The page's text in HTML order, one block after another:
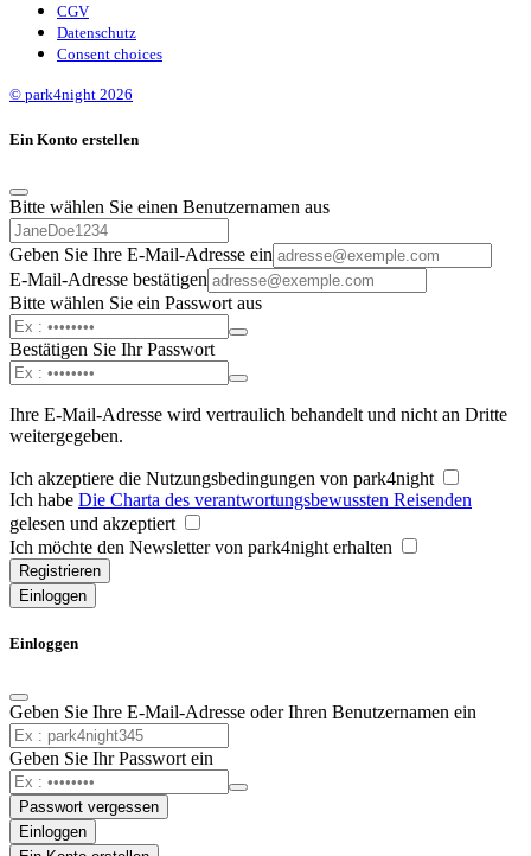
CGV
Datenschutz
Consent choices
© park4night 2026
Ein Konto erstellen
Bitte wählen Sie einen Benutzernamen aus
Geben Sie Ihre E-Mail-Adresse ein
E-Mail-Adresse bestätigen
Bitte wählen Sie ein Passwort aus
Bestätigen Sie Ihr Passwort
Ihre E-Mail-Adresse wird vertraulich behandelt und nicht an Dritte
weitergegeben.
Ich akzeptiere die Nutzungsbedingungen von park4night
Ich habe Die Charta des verantwortungsbewussten Reisenden
gelesen und akzeptiert
Ich möchte den Newsletter von park4night erhalten
Registrieren
Einloggen
Einloggen
Geben Sie Ihre E-Mail-Adresse oder Ihren Benutzernamen ein
Geben Sie Ihr Passwort ein
Passwort vergessen
Einloggen